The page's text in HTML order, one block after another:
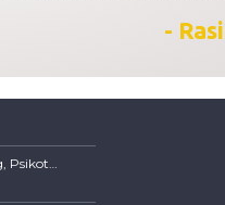
-